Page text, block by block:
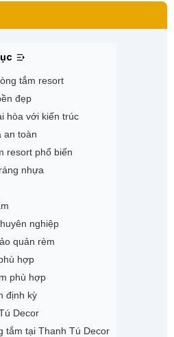
tắm resort
đẹp
hòa với kiến trúc
an toàn
resort phổ biến
nhựa
nghiệp
quản rèm
hợp
phù hợp
định kỳ
Decor
tắm tại Thanh Tú Decor